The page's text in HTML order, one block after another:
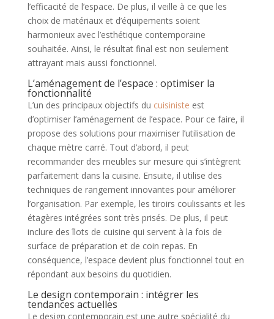
l’efficacité de l’espace. De plus, il veille à ce que les
choix de matériaux et d’équipements soient
harmonieux avec l’esthétique contemporaine
souhaitée. Ainsi, le résultat final est non seulement
attrayant mais aussi fonctionnel.
L’aménagement de l’espace : optimiser la
fonctionnalité
L’un des principaux objectifs du cuisiniste est
d’optimiser l’aménagement de l’espace. Pour ce faire, il
propose des solutions pour maximiser l’utilisation de
chaque mètre carré. Tout d’abord, il peut
recommander des meubles sur mesure qui s’intègrent
parfaitement dans la cuisine. Ensuite, il utilise des
techniques de rangement innovantes pour améliorer
l’organisation. Par exemple, les tiroirs coulissants et les
étagères intégrées sont très prisés. De plus, il peut
inclure des îlots de cuisine qui servent à la fois de
surface de préparation et de coin repas. En
conséquence, l’espace devient plus fonctionnel tout en
répondant aux besoins du quotidien.
Le design contemporain : intégrer les
tendances actuelles
Le design contemporain est une autre spécialité du